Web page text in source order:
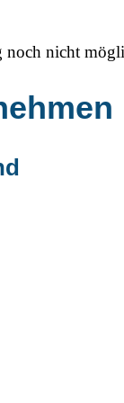
noch nicht